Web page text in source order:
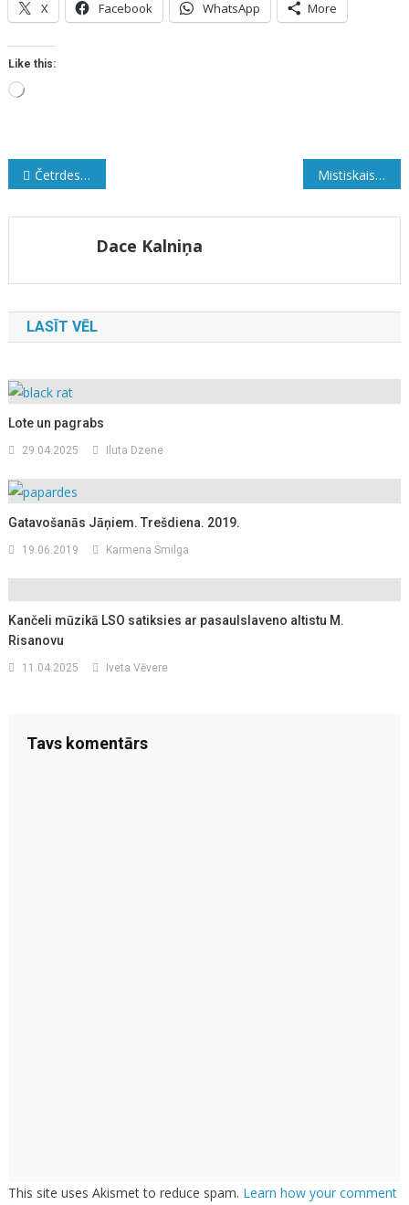
X Facebook WhatsApp More
Like this:
Loading…
Ziņu
Četrdesmit burkas gurķu Mistiskais briesmonis
Dace Kalniņa
LASĪT VĒL
Lote un pagrabs
29.04.2025 Iluta Dzene
Gatavošanās Jāņiem. Trešdiena. 2019.
19.06.2019 Karmena Smilga
Kančeli mūzikā LSO satiksies ar pasaulslaveno altistu M.
Risanovu
11.04.2025 Iveta Vēvere
Tavs komentārs
This site uses Akismet to reduce spam. Learn how your comment